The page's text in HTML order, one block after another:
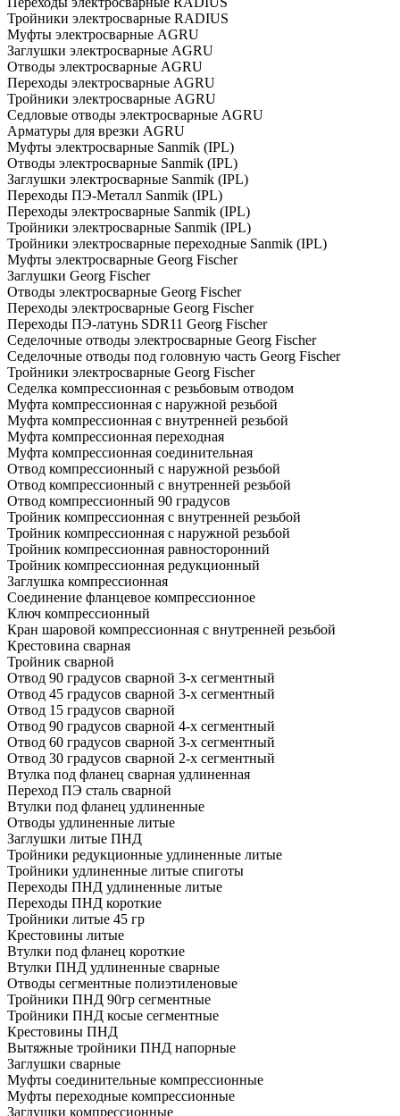
Тройники электросварные RADIUS
Муфты электросварные AGRU
Заглушки электросварные AGRU
Отводы электросварные AGRU
Переходы электросварные AGRU
Тройники электросварные AGRU
Седловые отводы электросварные AGRU
Арматуры для врезки AGRU
Муфты электросварные Sanmik (IPL)
Отводы электросварные Sanmik (IPL)
Заглушки электросварные Sanmik (IPL)
Переходы ПЭ-Металл Sanmik (IPL)
Переходы электросварные Sanmik (IPL)
Тройники электросварные Sanmik (IPL)
Тройники электросварные переходные Sanmik (IPL)
Муфты электросварные Georg Fischer
Заглушки Georg Fischer
Отводы электросварные Georg Fischer
Переходы электросварные Georg Fischer
Переходы ПЭ-латунь SDR11 Georg Fischer
Седелочные отводы электросварные Georg Fischer
Седелочные отводы под головную часть Georg Fischer
Тройники электросварные Georg Fischer
Седелка компрессионная с резьбовым отводом
Муфта компрессионная с наружной резьбой
Муфта компрессионная с внутренней резьбой
Муфта компрессионная переходная
Муфта компрессионная соединительная
Отвод компрессионный с наружной резьбой
Отвод компрессионный с внутренней резьбой
Отвод компрессионный 90 градусов
Тройник компрессионная с внутренней резьбой
Тройник компрессионная с наружной резьбой
Тройник компрессионная равносторонний
Тройник компрессионная редукционный
Заглушка компрессионная
Соединение фланцевое компрессионное
Ключ компрессионный
Кран шаровой компрессионная с внутренней резьбой
Крестовина сварная
Тройник сварной
Отвод 90 градусов сварной 3-х сегментный
Отвод 45 градусов сварной 3-х сегментный
Отвод 15 градусов сварной
Отвод 90 градусов сварной 4-х сегментный
Отвод 60 градусов сварной 3-х сегментный
Отвод 30 градусов сварной 2-х сегментный
Втулка под фланец сварная удлиненная
Переход ПЭ сталь сварной
Втулки под фланец удлиненные
Отводы удлиненные литые
Заглушки литые ПНД
Тройники редукционные удлиненные литые
Тройники удлиненные литые спиготы
Переходы ПНД удлиненные литые
Переходы ПНД короткие
Тройники литые 45 гр
Крестовины литые
Втулки под фланец короткие
Втулки ПНД удлиненные сварные
Отводы сегментные полиэтиленовые
Тройники ПНД 90гр сегментные
Тройники ПНД косые сегментные
Крестовины ПНД
Вытяжные тройники ПНД напорные
Заглушки сварные
Муфты соединительные компрессионные
Муфты переходные компрессионные
Заглушки компрессионные